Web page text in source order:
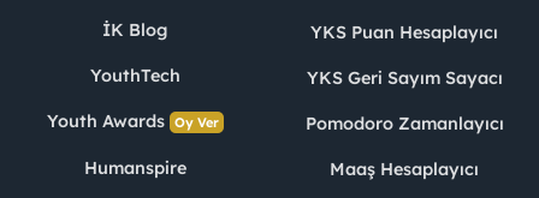
İK Blog
YouthTech
Youth Awards Oy Ver
Humanspire
YKS Puan Hesaplayıcı
YKS Geri Sayım Sayacı
Pomodoro Zamanlayıcı
Maaş Hesaplayıcı